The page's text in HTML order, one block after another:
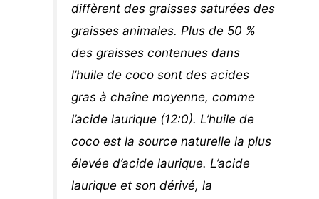
diffèrent des graisses saturées des
graisses animales. Plus de 50 %
des graisses contenues dans
l’huile de coco sont des acides
gras à chaîne moyenne, comme
l’acide laurique (12:0). L’huile de
coco est la source naturelle la plus
élevée d’acide laurique. L’acide
laurique et son dérivé, la